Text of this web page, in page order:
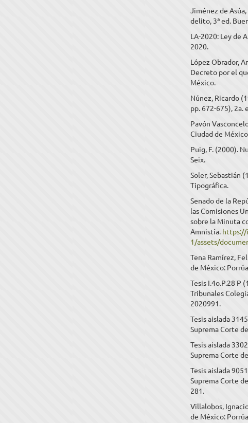
Jiménez de
delito, 3ª ed.
LA-2020: Ley de
2020.
López Obrador,
Decreto por el
México.
Núnez, Ricardo
pp. 672-675), 2a.
Pavón
Ciudad de
Puig, F. (2000).
Seix.
Soler, Sebastián
Tipográfica.
Senado de la
las Comisiones
sobre la Minuta
Amnistía. https://
1/assets/
Tena Ramírez,
de México:
Tesis I.4o.P.28 P
Tribunales
2020991.
Tesis aislada
Suprema Corte
Tesis aislada
Suprema Corte
Tesis aislada
Suprema Corte
281.
Villalobos,
de México: